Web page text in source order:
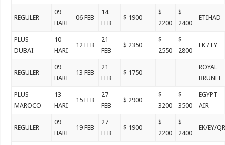
REGULER
09
HARI
06 FEB
14
FEB
$ 1900
$
2200
$
2400
ETIHAD
PLUS
DUBAI
10
HARI
12 FEB
21
FEB
$ 2350
$
2550
$
2800
EK / EY
REGULER
09
HARI
13 FEB
21
FEB
$ 1750
ROYAL
BRUNEI
PLUS
MAROCO
13
HARI
15 FEB
27
FEB
$ 2900
$
3200
$
3500
EGYPT
AIR
REGULER
09
HARI
19 FEB
27
FEB
$ 1900
$
2200
$
2400
EK/EY/